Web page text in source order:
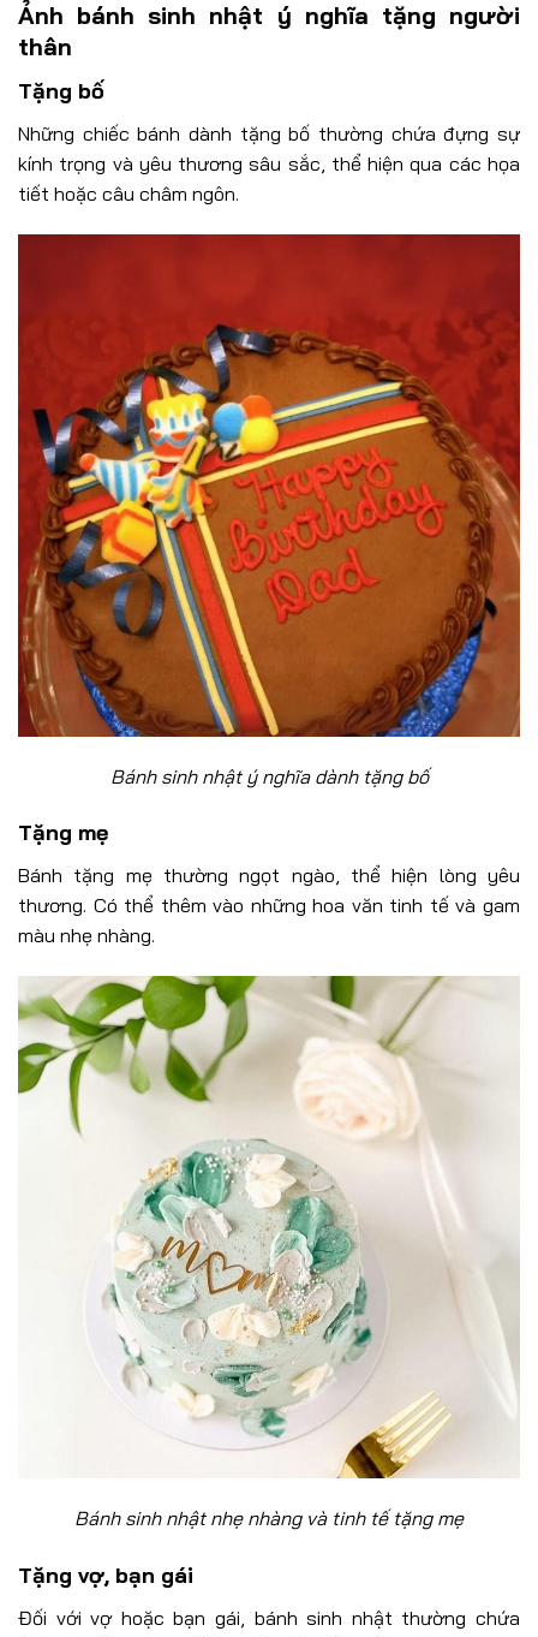
Ảnh bánh sinh nhật ý nghĩa tặng người
thân
Tặng bố
Những chiếc bánh dành tặng bố thường chứa đựng sự
kính trọng và yêu thương sâu sắc, thể hiện qua các họa
tiết hoặc câu châm ngôn.
Bánh sinh nhật ý nghĩa dành tặng bố
Tặng mẹ
Bánh tặng mẹ thường ngọt ngào, thể hiện lòng yêu
thương. Có thể thêm vào những hoa văn tinh tế và gam
màu nhẹ nhàng.
Bánh sinh nhật nhẹ nhàng và tinh tế tặng mẹ
Tặng vợ, bạn gái
Đối với vợ hoặc bạn gái, bánh sinh nhật thường chứa